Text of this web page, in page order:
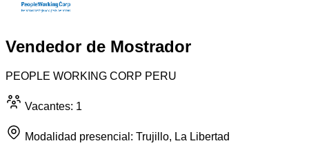
Vendedor de Mostrador
PEOPLE WORKING CORP PERU
Vacantes: 1
Modalidad presencial: Trujillo, La Libertad